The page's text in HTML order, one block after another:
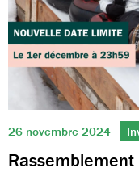
26 novembre 2024
Rassemblement